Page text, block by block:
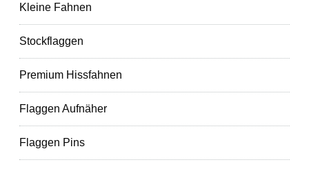
Kleine Fahnen
Stockflaggen
Premium Hissfahnen
Flaggen Aufnäher
Flaggen Pins